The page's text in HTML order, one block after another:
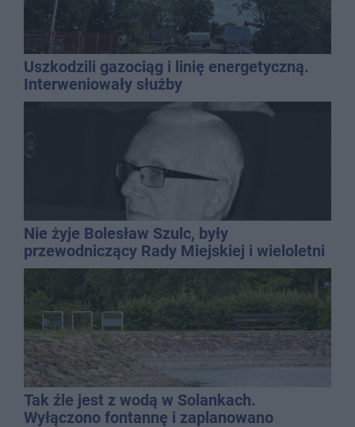
Uszkodzili gazociąg i linię energetyczną.
Interweniowały służby
Nie żyje Bolesław Szulc, były
przewodniczący Rady Miejskiej i wieloletni
dyrektor SP 14
Tak źle jest z wodą w Solankach.
Wyłączono fontannę i zaplanowano